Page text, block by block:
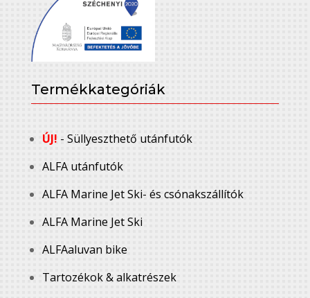
Termékkategóriák
ÚJ! - Süllyeszthető utánfutók
ALFA utánfutók
ALFA Marine Jet Ski- és csónakszállítók
ALFA Marine Jet Ski
ALFAaluvan bike
Tartozékok & alkatrészek